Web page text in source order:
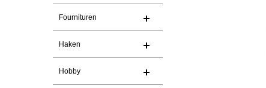
Fournituren
Haken
Hobby